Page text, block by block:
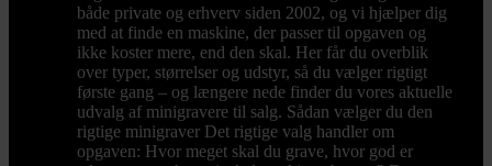
både private og erhverv siden 2002, og vi hjælper dig
med at finde en maskine, der passer til opgaven og
ikke koster mere, end den skal. Her får du overblik
over typer, størrelser og udstyr, så du vælger rigtigt
første gang – og længere nede finder du vores aktuelle
udvalg af minigravere til salg. Sådan vælger du den
rigtige minigraver Det rigtige valg handler om
opgaven: Hvor meget skal du grave, hvor god er